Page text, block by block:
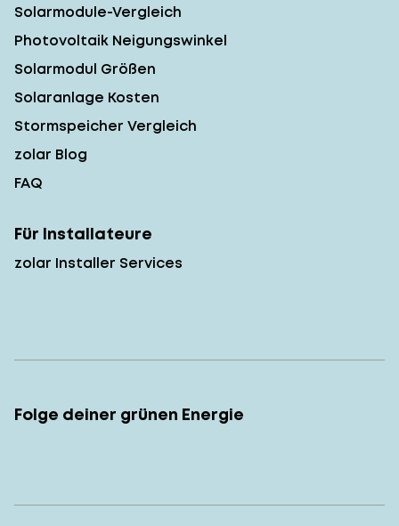
Solarmodule-Vergleich
Photovoltaik Neigungswinkel
Solarmodul Größen
Solaranlage Kosten
Stormspeicher Vergleich
zolar Blog
FAQ
Für Installateure
zolar Installer Services
Folge deiner grünen Energie